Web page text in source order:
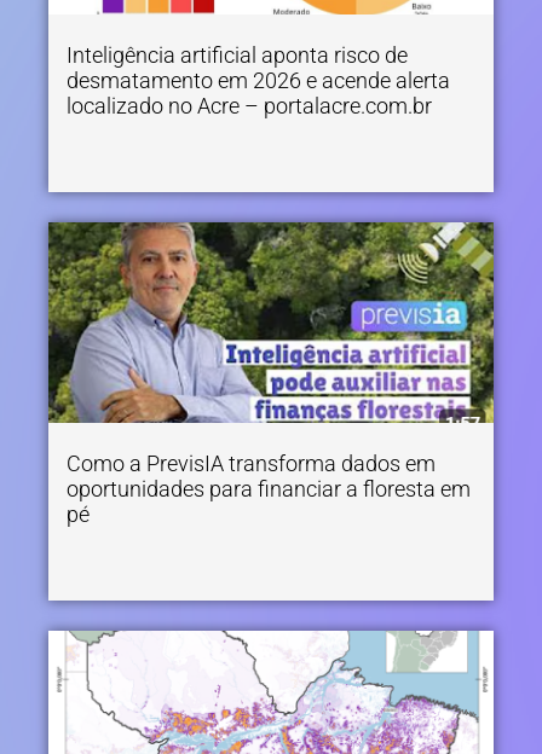
Inteligência artificial aponta risco de
desmatamento em 2026 e acende alerta
localizado no Acre – portalacre.com.br
Como a PrevisIA transforma dados em
oportunidades para financiar a floresta em
pé